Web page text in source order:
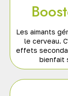
Les aimants
le cerveau.
effets
bienfait